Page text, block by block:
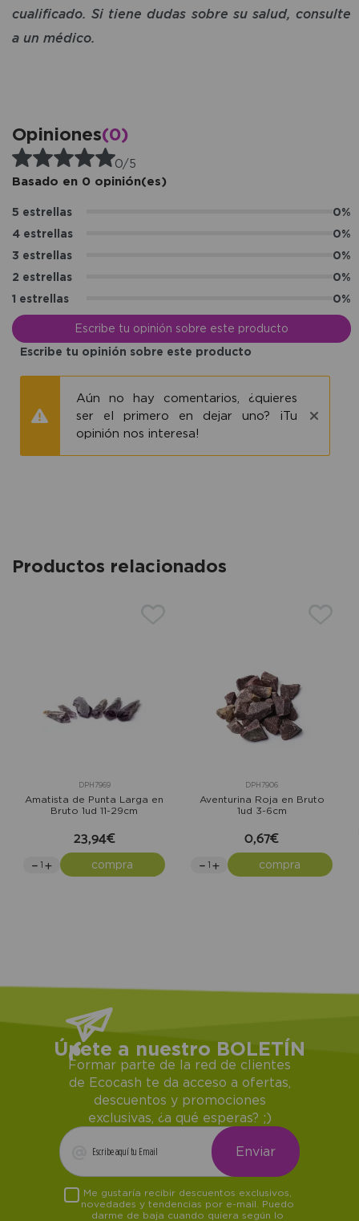
cualificado. Si tiene dudas sobre su salud, consulte
a un médico.
Opiniones(0)
0/5
Basado en 0 opinión(es)
5 estrellas
0%
4 estrellas
0%
3 estrellas
0%
2 estrellas
0%
1 estrellas
0%
Escribe tu opinión sobre este producto
Escribe tu opinión sobre este producto
Aún no hay comentarios, ¿quieres
ser el primero en dejar uno? ¡Tu
opinión nos interesa!
Productos relacionados
DPH7969
Amatista de Punta Larga en
Bruto 1ud 11-29cm
23,94€
compra
DPH7906
Aventurina Roja en Bruto
1ud 3-6cm
0,67€
compra
Únete a nuestro BOLETÍN
Formar parte de la red de clientes
de Ecocash te da acceso a ofertas,
descuentos y promociones
exclusivas, ¿a qué esperas? ;)
Me gustaría recibir descuentos exclusivos,
novedades y tendencias por e-mail. Puedo
darme de baja cuando quiera según lo